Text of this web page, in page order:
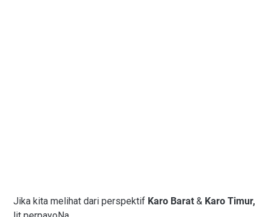
Jika kita melihat dari perspektif Karo Barat & Karo Timur,